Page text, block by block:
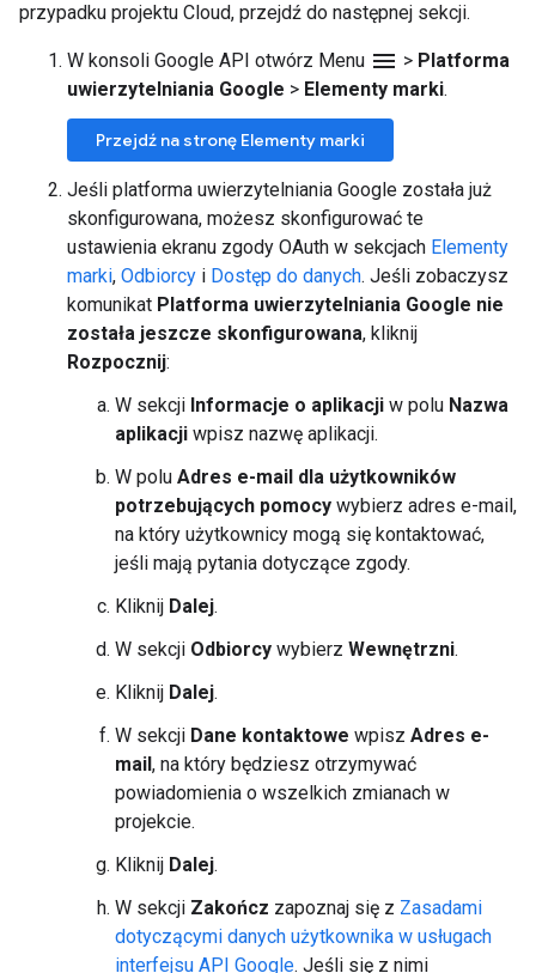
przypadku projektu Cloud, przejdź do następnej sekcji.
W konsoli Google API otwórz Menu menu > Platforma
uwierzytelniania Google > Elementy marki.
Przejdź na stronę Elementy marki
Jeśli platforma uwierzytelniania Google została już
skonfigurowana, możesz skonfigurować te
ustawienia ekranu zgody OAuth w sekcjach Elementy
marki, Odbiorcy i Dostęp do danych. Jeśli zobaczysz
komunikat Platforma uwierzytelniania Google nie
została jeszcze skonfigurowana, kliknij
Rozpocznij:
W sekcji Informacje o aplikacji w polu Nazwa
aplikacji wpisz nazwę aplikacji.
W polu Adres e-mail dla użytkowników
potrzebujących pomocy wybierz adres e-mail,
na który użytkownicy mogą się kontaktować,
jeśli mają pytania dotyczące zgody.
Kliknij Dalej.
W sekcji Odbiorcy wybierz Wewnętrzni.
Kliknij Dalej.
W sekcji Dane kontaktowe wpisz Adres e-
mail, na który będziesz otrzymywać
powiadomienia o wszelkich zmianach w
projekcie.
Kliknij Dalej.
W sekcji Zakończ zapoznaj się z Zasadami
dotyczącymi danych użytkownika w usługach
interfejsu API Google. Jeśli się z nimi